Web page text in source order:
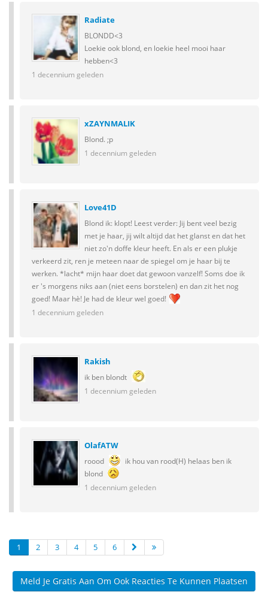
Radiate
BLONDD<3
Loekie ook blond, en loekie heel mooi haar
hebben<3
1 decennium geleden
xZAYNMALIK
Blond. ;p
1 decennium geleden
Love41D
Blond ik: klopt! Leest verder: Jij bent veel bezig
met je haar, jij wilt altijd dat het glanst en dat het
niet zo'n doffe kleur heeft. En als er een plukje
verkeerd zit, ren je meteen naar de spiegel om je haar bij te
werken. *lacht* mijn haar doet dat gewoon vanzelf! Soms doe ik
er 's morgens niks aan (niet eens borstelen) en dan zit het nog
goed! Maar hè! Je had de kleur wel goed!
1 decennium geleden
Rakish
ik ben blondt
1 decennium geleden
OlafATW
roood
ik hou van rood(H) helaas ben ik
blond
1 decennium geleden
1 2 3 4 5 6
Meld Je Gratis Aan Om Ook Reacties Te Kunnen Plaatsen